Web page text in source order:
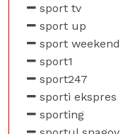
sport tv
sport up
sport weekend
sport1
sport247
sporti ekspres
sporting